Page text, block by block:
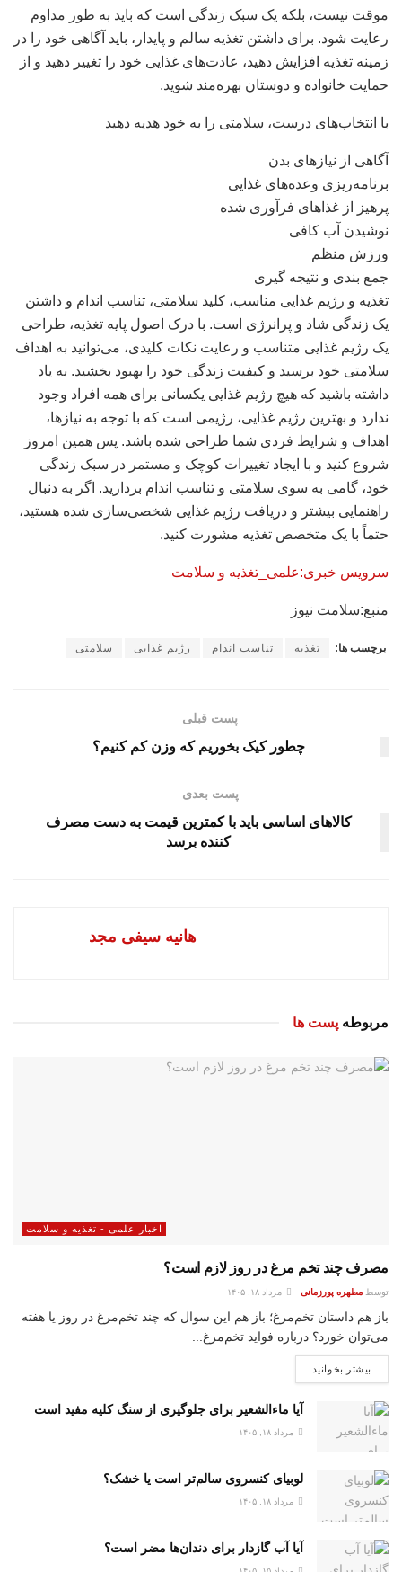
موقت نیست، بلکه یک سبک زندگی است که باید به طور مداوم
رعایت شود. برای داشتن تغذیه سالم و پایدار، باید آگاهی خود را در
زمینه تغذیه افزایش دهید، عادت‌های غذایی خود را تغییر دهید و از
حمایت خانواده و دوستان بهره‌مند شوید.
با انتخاب‌های درست، سلامتی را به خود هدیه دهید
آگاهی از نیازهای بدن
برنامه‌ریزی وعده‌های غذایی
پرهیز از غذاهای فرآوری شده
نوشیدن آب کافی
ورزش منظم
جمع بندی و نتیجه گیری
تغذیه و رژیم غذایی مناسب، کلید سلامتی، تناسب اندام و داشتن
یک زندگی شاد و پرانرژی است. با درک اصول پایه تغذیه، طراحی
یک رژیم غذایی متناسب و رعایت نکات کلیدی، می‌توانید به اهداف
سلامتی خود برسید و کیفیت زندگی خود را بهبود بخشید. به یاد
داشته باشید که هیچ رژیم غذایی یکسانی برای همه افراد وجود
ندارد و بهترین رژیم غذایی، رژیمی است که با توجه به نیازها،
اهداف و شرایط فردی شما طراحی شده باشد. پس همین امروز
شروع کنید و با ایجاد تغییرات کوچک و مستمر در سبک زندگی
خود، گامی به سوی سلامتی و تناسب اندام بردارید. اگر به دنبال
راهنمایی بیشتر و دریافت رژیم غذایی شخصی‌سازی شده هستید،
حتماً با یک متخصص تغذیه مشورت کنید.
سرویس خبری:علمی_تغذیه و سلامت
منبع:سلامت نیوز
برچسب ها: تغذیه تناسب اندام رژیم غذایی سلامتی
پست قبلی
چطور کیک بخوریم که وزن کم کنیم؟
پست بعدی
کالا‌های اساسی باید با کمترین قیمت به دست مصرف
کننده برسد
هانیه سیفی مجد
مربوطه پست ها
اخبار علمی - تغذیه و سلامت
مصرف چند تخم مرغ در روز لازم است؟
توسط مطهره پورزمانی مرداد ۱۸, ۱۴۰۵
باز هم داستان‌ تخم‌مرغ؛ باز هم این سوال که چند تخم‌مرغ در روز یا هفته
می‌توان خورد؟ درباره فواید تخم‌مرغ...
بیشتر بخوانید
آیا ماءالشعیر برای جلوگیری از سنگ کلیه مفید است
مرداد ۱۸, ۱۴۰۵
لوبیای کنسروی سالم‌تر است یا خشک؟
مرداد ۱۸, ۱۴۰۵
آیا آب گازدار برای دندان‌ها مضر است؟